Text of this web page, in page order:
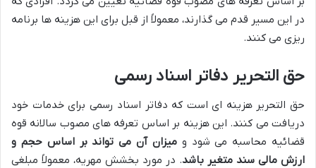
در این مسیر قدم می گذارند، معمولاً از قبل برای این هزینه ها برنامه
ریزی می کنند.
حق التحریر دفاتر اسناد رسمی
حق التحریر هزینه ای است که دفاتر اسناد رسمی برای خدمات خود
دریافت می کنند. این هزینه بر اساس تعرفه های مصوب سالانه قوه
قضائیه محاسبه می شود ومیزان آن می تواند بر اساس حجم و
ارزش مالی سند متغیر باشد. در مورد بخشش مهریه، معمولاً مبلغی